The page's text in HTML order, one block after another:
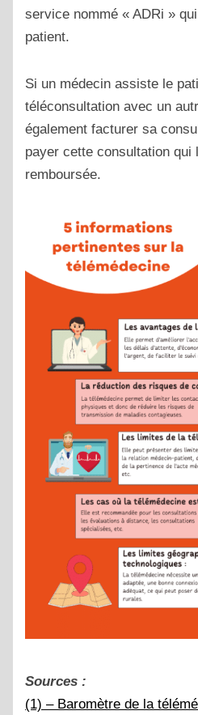
service nommé « ADRi »
patient.
Si un médecin assiste le
téléconsultation avec un
également facturer sa
payer cette consultation qui
remboursée.
Sources :
(1) – Baromètre de la